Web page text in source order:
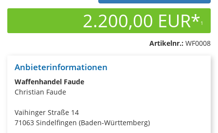
2.200,00 EUR*1
Artikelnr.: WF0008
Anbieterinformationen
Waffenhandel Faude
Christian Faude
Vaihinger Straße 14
71063 Sindelfingen (Baden-Württemberg)